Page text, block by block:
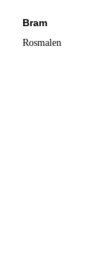
Bram
Rosmalen